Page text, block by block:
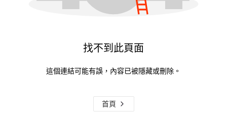
找不到此頁面
這個連結可能有誤，內容已被隱藏或刪除。
首頁